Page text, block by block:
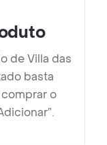
de Villa das
basta
o